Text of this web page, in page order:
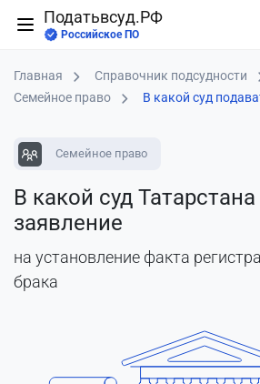
Податьвсуд.РФ
Российское ПО
Главная
Справочник подсудности
Семейное право
В какой суд
Семейное право
В какой суд
заявление
на установление факта
брака